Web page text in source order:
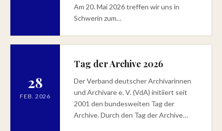
Am 20. Mai 2026 treffen wir uns in
Schwerin zum…
28
FEB. 2026
Tag der Archive 2026
Der Verband deutscher Archivarinnen
und Archivare e. V. (VdA) initiiert seit
2001 den bundesweiten Tag der
Archive. Durch den Tag der Archive…